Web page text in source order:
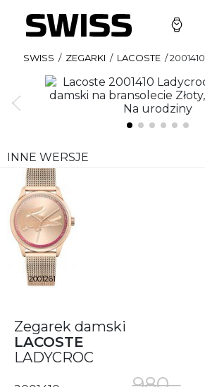
SWISS / ZEGARKI / LACOSTE /2001410
INNE WERSJE
2001261
Zegarek damski
LACOSTE
LADYCROC